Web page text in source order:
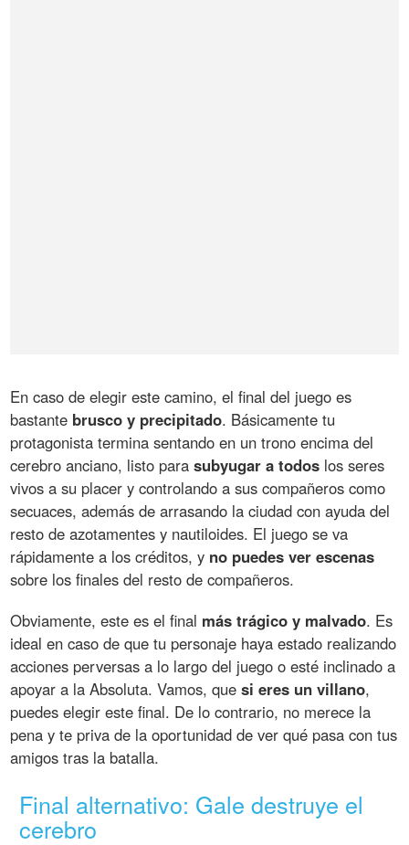
En caso de elegir este camino, el final del juego es
bastante brusco y precipitado. Básicamente tu
protagonista termina sentando en un trono encima del
cerebro anciano, listo parasubyugar a todos los seres
vivos a su placer y controlando a sus compañeros como
secuaces, además de arrasando la ciudad con ayuda del
resto de azotamentes y nautiloides. El juego se va
rápidamente a los créditos, y no puedes ver escenas
sobre los finales del resto de compañeros.
Obviamente, este es el final más trágico y malvado. Es
ideal en caso de que tu personaje haya estado realizando
acciones perversas a lo largo del juego o esté inclinado a
apoyar a la Absoluta. Vamos, quesi eres un villano,
puedes elegir este final. De lo contrario, no merece la
pena y te priva de la oportunidad de ver qué pasa con tus
amigos tras la batalla.
Final alternativo: Gale destruye el
cerebro